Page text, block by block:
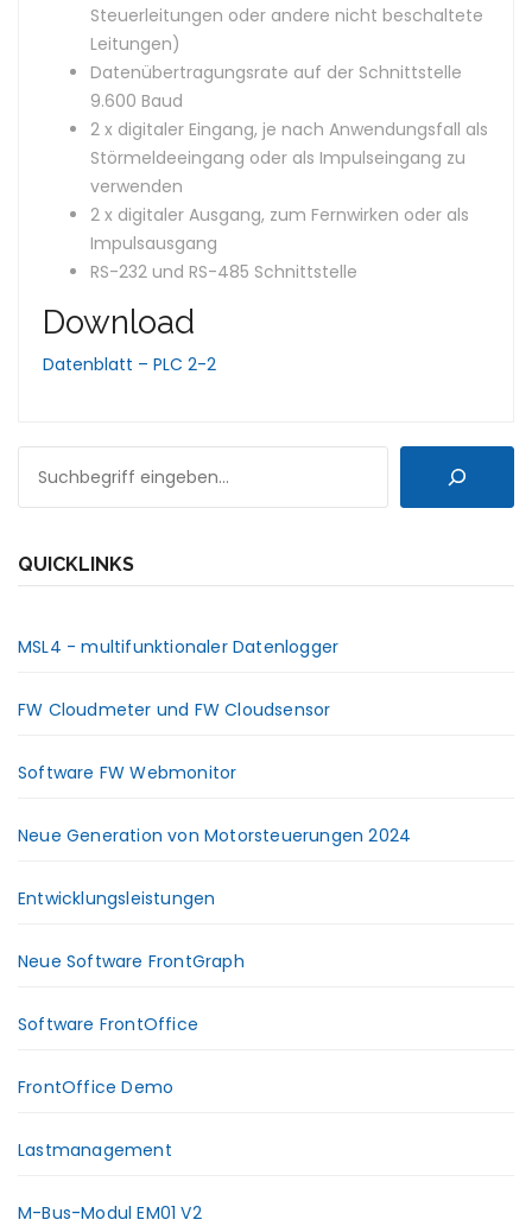
Steuerleitungen oder andere nicht beschaltete
Leitungen)
Datenübertragungsrate auf der Schnittstelle
9.600 Baud
2 x digitaler Eingang, je nach Anwendungsfall als
Störmeldeeingang oder als Impulseingang zu
verwenden
2 x digitaler Ausgang, zum Fernwirken oder als
Impulsausgang
RS-232 und RS-485 Schnittstelle
Download
Datenblatt – PLC 2-2
QUICKLINKS
MSL4 - multifunktionaler Datenlogger
FW Cloudmeter und FW Cloudsensor
Software FW Webmonitor
Neue Generation von Motorsteuerungen 2024
Entwicklungsleistungen
Neue Software FrontGraph
Software FrontOffice
FrontOffice Demo
Lastmanagement
M-Bus-Modul EM01 V2